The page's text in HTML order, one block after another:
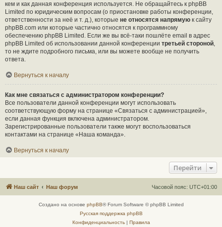
кем и как данная конференция используется. Не обращайтесь к phpBB
Limited по юридическим вопросам (о приостановке работы конференции,
ответственности за неё и т. д.), которые не относятся напрямую к сайту
phpBB.com или которые частично относятся к программному
обеспечению phpBB Limited. Если же вы всё-таки пошлёте email в адрес
phpBB Limited об использовании данной конференции третьей стороной,
то не ждите подробного письма, или вы можете вообще не получить
ответа.
Вернуться к началу
Как мне связаться с администратором конференции?
Все пользователи данной конференции могут использовать
соответствующую форму на странице «Связаться с администрацией»,
если данная функция включена администратором.
Зарегистрированные пользователи также могут воспользоваться
контактами на странице «Наша команда».
Вернуться к началу
Перейти
Наш сайт Наш форум Часовой пояс: UTC+01:00
Создано на основе phpBB® Forum Software © phpBB Limited
Русская поддержка phpBB
Конфиденциальность| Правила